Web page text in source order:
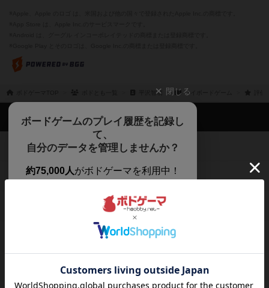
平沢智萌 マイボードゲーム
閉じる
ボードゲームのプレイ履歴を記録し
て、
自分のデータを管理しませんか？
約75,000人がボドゲーマを利用中！
遊んだボードゲームを記録する
気になるゲームのレビューを読む
お気に入り作品・所有リストの共
ログイン / 会員登録（10秒）
ボドゲーマTOP
ボードゲームを検索する
ボードゲームの新着レビュー
ボードゲーム会情報
掲示板・トピックス